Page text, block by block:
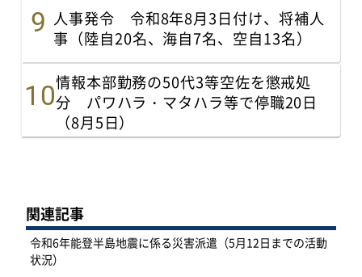
人事発令 令和8年8月3日付け、将補人
事（陸自20名、海自7名、空自13名）
情報本部勤務の50代3等空佐を懲戒処
分 パワハラ・マタハラ等で停職20日
（8月5日）
関連記事
令和6年能登半島地震に係る災害派遣（5月12日までの活動
状況）